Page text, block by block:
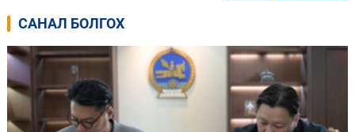
САНАЛ БОЛГОХ